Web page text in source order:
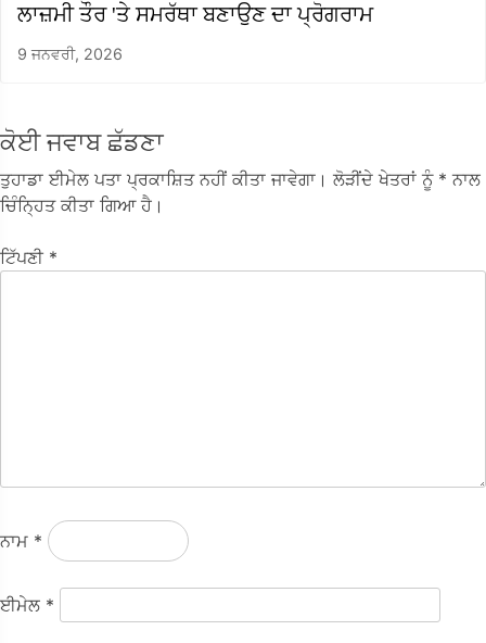
ਲਾਜ਼ਮੀ ਤੌਰ 'ਤੇ ਸਮਰੱਥਾ ਬਣਾਉਣ ਦਾ ਪ੍ਰੋਗਰਾਮ
9 ਜਨਵਰੀ, 2026
ਕੋਈ ਜਵਾਬ ਛੱਡਣਾ
ਤੁਹਾਡਾ ਈਮੇਲ ਪਤਾ ਪ੍ਰਕਾਸ਼ਿਤ ਨਹੀਂ ਕੀਤਾ ਜਾਵੇਗਾ। ਲੋੜੀਂਦੇ ਖੇਤਰਾਂ ਨੂੰ * ਨਾਲ
ਚਿੰਨ੍ਹਿਤ ਕੀਤਾ ਗਿਆ ਹੈ।
ਟਿੱਪਣੀ *
ਨਾਮ *
ਈਮੇਲ *